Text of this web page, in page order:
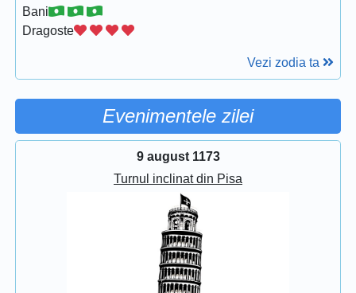
Bani
Dragoste
Vezi zodia ta
Evenimentele zilei
9 august 1173
Turnul inclinat din Pisa